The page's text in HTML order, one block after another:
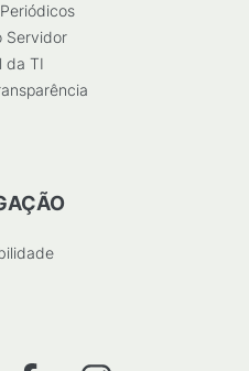
Servidor
da TI